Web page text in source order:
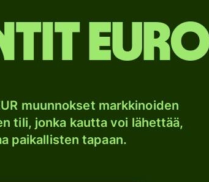
muunnokset markkinoiden
tili, jonka kautta voi lähettää,
paikallisten tapaan.